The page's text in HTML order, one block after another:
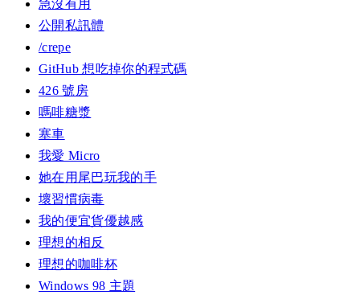
急沒有用
公開私訊體
/crepe
GitHub 想吃掉你的程式碼
426 號房
嗎啡糖漿
塞車
我愛 Micro
她在用尾巴玩我的手
壞習慣病毒
我的便宜貨優越感
理想的相反
理想的咖啡杯
Windows 98 主題